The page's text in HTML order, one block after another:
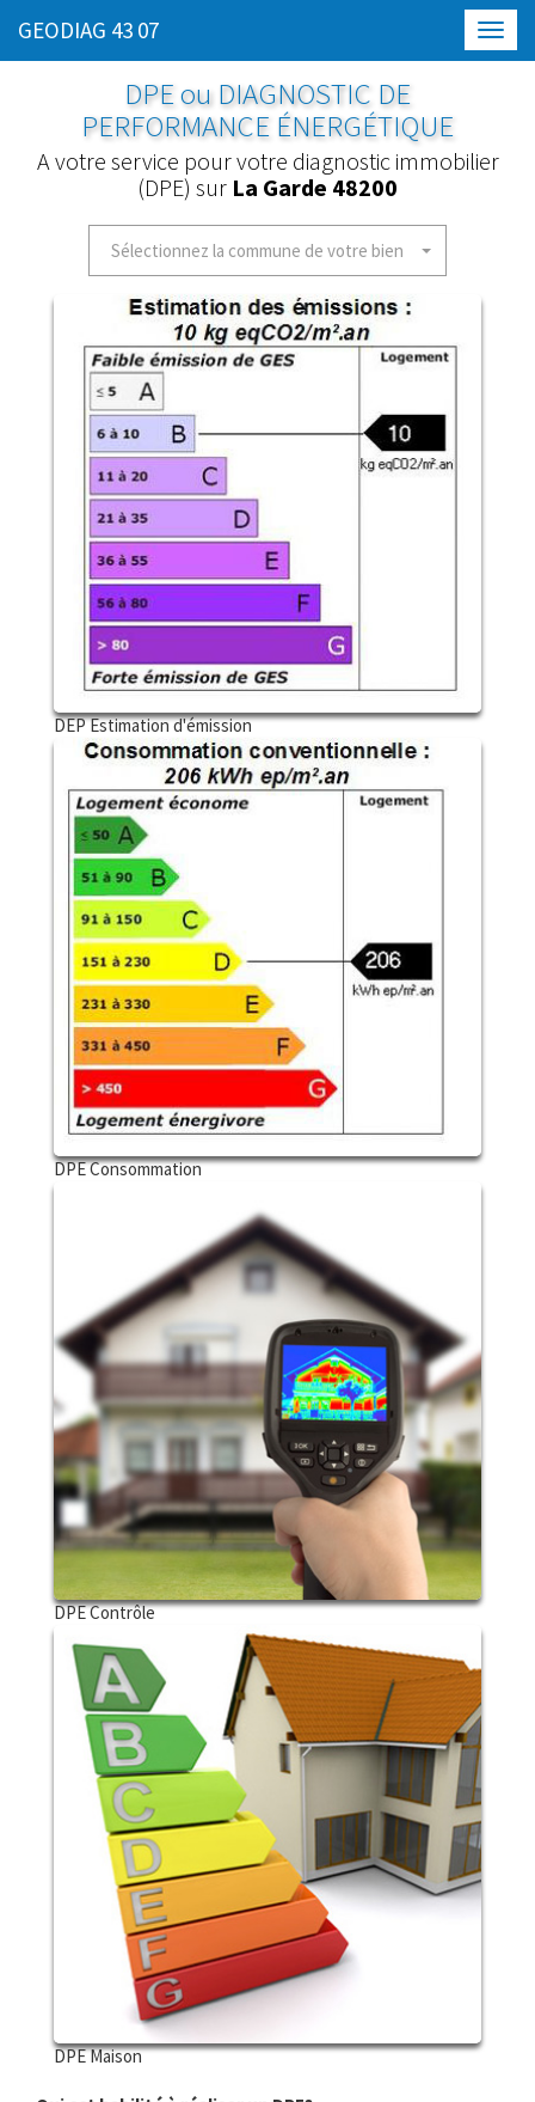
GEODIAG 43 07
DPE ou DIAGNOSTIC DE
PERFORMANCE ÉNERGÉTIQUE
A votre service pour votre diagnostic immobilier
(DPE) sur La Garde 48200
Sélectionnez la commune de votre bien
DEP Estimation d'émission
DPE Consommation
DPE Contrôle
DPE Maison